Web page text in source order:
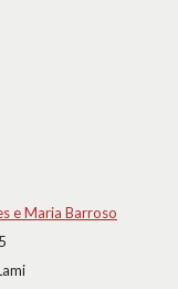
e Maria Barroso